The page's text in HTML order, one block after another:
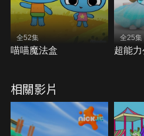
全52集
喵喵魔法盒
全25集
超能
相關影片